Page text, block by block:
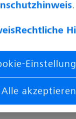
und
.
Rechtliche
Alle akzeptieren